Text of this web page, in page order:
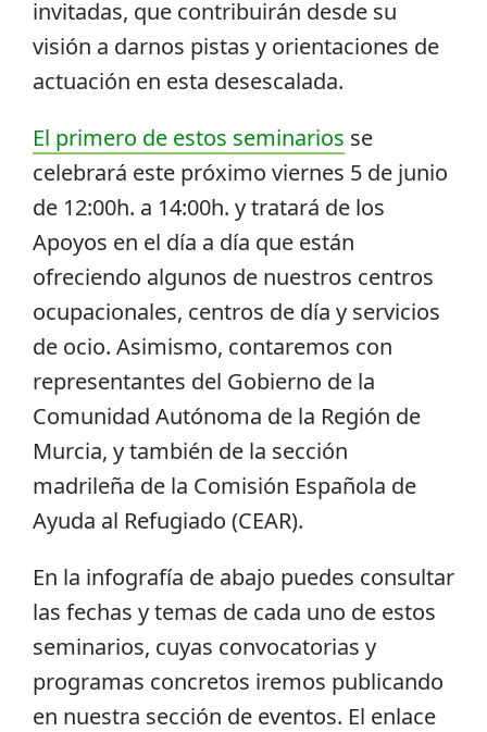
invitadas, que contribuirán desde su
visión a darnos pistas y orientaciones de
actuación en esta desescalada.
El primero de estos seminarios se
celebrará este próximo viernes 5 de junio
de 12:00h. a 14:00h. y tratará de los
Apoyos en el día a día que están
ofreciendo algunos de nuestros centros
ocupacionales, centros de día y servicios
de ocio. Asimismo, contaremos con
representantes del Gobierno de la
Comunidad Autónoma de la Región de
Murcia, y también de la sección
madrileña de la Comisión Española de
Ayuda al Refugiado (CEAR).
En la infografía de abajo puedes consultar
las fechas y temas de cada uno de estos
seminarios, cuyas convocatorias y
programas concretos iremos publicando
en nuestra sección de eventos. El enlace